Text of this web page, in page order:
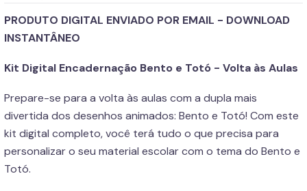
PRODUTO DIGITAL ENVIADO POR EMAIL - DOWNLOAD
INSTANTÂNEO
Kit Digital Encadernação Bento e Totó - Volta às Aulas
Prepare-se para a volta às aulas com a dupla mais
divertida dos desenhos animados: Bento e Totó! Com este
kit digital completo, você terá tudo o que precisa para
personalizar o seu material escolar com o tema do Bento e
Totó.